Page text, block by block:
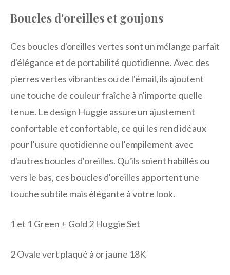
Boucles d'oreilles et goujons
Ces boucles d'oreilles vertes sont un mélange parfait
d'élégance et de portabilité quotidienne. Avec des
pierres vertes vibrantes ou de l'émail, ils ajoutent
une touche de couleur fraîche à n'importe quelle
tenue. Le design Huggie assure un ajustement
confortable et confortable, ce qui les rend idéaux
pour l'usure quotidienne ou l'empilement avec
d'autres boucles d'oreilles. Qu'ils soient habillés ou
vers le bas, ces boucles d'oreilles apportent une
touche subtile mais élégante à votre look.
1 et 1Green + Gold 2 Huggie Set
2Ovale vert plaqué à or jaune 18K